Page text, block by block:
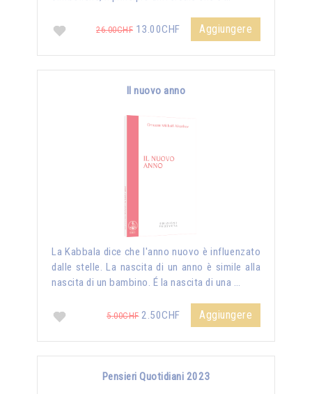
26.00CHF 13.00CHF Aggiungere
Il nuovo anno
La Kabbala dice che l'anno nuovo è influenzato
dalle stelle. La nascita di un anno è simile alla
nascita di un bambino. É la nascita di una …
5.00CHF2.50CHF Aggiungere
Pensieri Quotidiani 2023